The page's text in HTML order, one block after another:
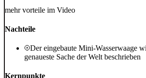
mehr vorteile im Video
Nachteile
Der eingebaute Mini-Wasserwaage
genaueste Sache der Welt beschrieben
Kernpunkte